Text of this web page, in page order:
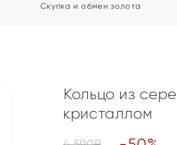
Скупка и обмен золота
Кольцо из
кристаллом